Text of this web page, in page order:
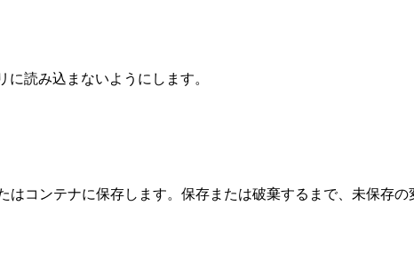
読み込まないようにします。
コンテナに保存します。保存または破棄するまで、未保存の